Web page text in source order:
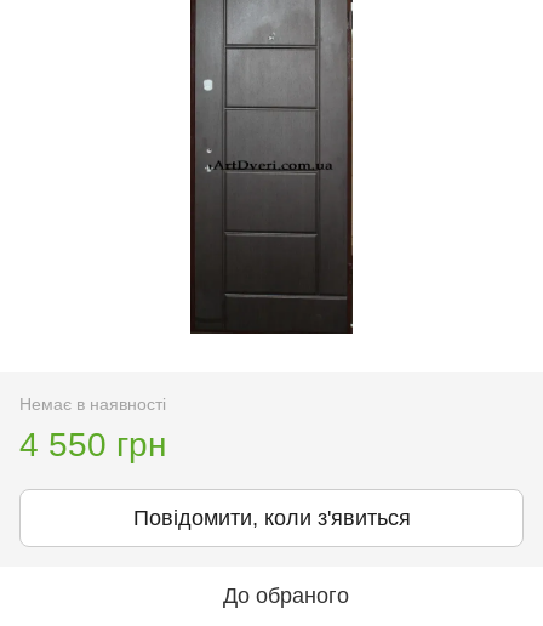
Немає в наявності
4 550 грн
Повідомити, коли з'явиться
До обраного